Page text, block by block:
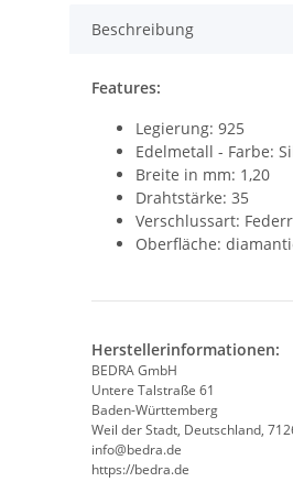
Beschreibung
Features:
Legierung: 925
Edelmetall - Farbe:
Breite in mm: 1,20
Drahtstärke: 35
Verschlussart:
Oberfläche:
Herstellerinformationen:
BEDRA GmbH
Untere Talstraße 61
Baden-Württemberg
Weil der Stadt, Deutschland,
info@bedra.de
https://bedra.de